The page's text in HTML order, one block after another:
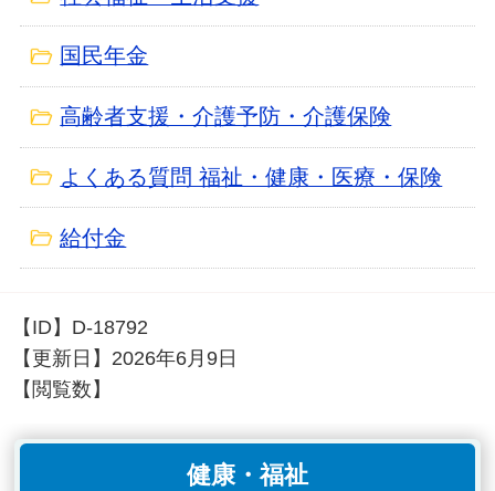
国民年金
高齢者支援・介護予防・介護保険
よくある質問 福祉・健康・医療・保険
給付金
【ID】 D-18792
【更新日】 2026年6月9日
【閲覧数】
健康・福祉